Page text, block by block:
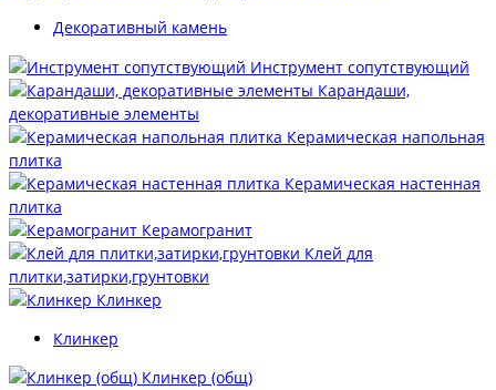
Декоративный камень
Инструмент сопутствующий
Карандаши,
декоративные элементы
Керамическая напольная
плитка
Керамическая настенная
плитка
Керамогранит
Клей для
плитки,затирки,грунтовки
Клинкер
Клинкер
Клинкер (общ)